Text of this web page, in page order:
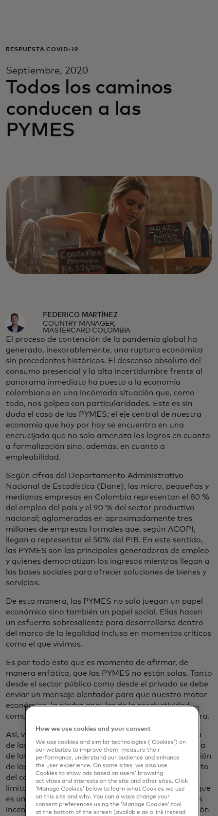
For business
For the world
For innovators
RESPUESTA COVID-19
Septiembre, 2020
Todos los caminos
conducen a las
PYMES
FEDERICO MARTÍNEZ
COUNTRY MANAGER,
MASTERCARD COLOMBIA
El proceso de contención de la pandemia global ha
generado, inexorablemente, una ruptura económica
sin precedentes históricos. El descenso absoluto del
consumo presencial y la alta incertidumbre frente al
panorama inmediato ha puesto a la economía
colombiana en una incómoda situación que, como
todo, nos golpea con particularidades. Este es sin
duda el caso de las PYMES; el eje central de nuestra
economía que hoy por hoy se encuentra en una
encrucijada que no solo amenaza los logros en cuanto
a formalización sino, además, en cuanto a
empleabilidad.
Según cifras del Departamento Administrativo
Nacional de Estadística (Dane), las micro, pequeñas y
medianas empresas en Colombia representan el 80 %
del empleo del país y el 90 % del sector productivo
nacional; aglomeradas en aproximadamente tres
millones de empresas formales que, según ACOPI,
llegan a representar el 50% del PIB. En este sentido,
las PYMES son las principales generadoras de empleo
y quienes democratizan los ingresos mientras llegan a
las bases sociales para ofrecer soluciones de bienes y
servicios.
De esta manera, las PYMES no solo juegan un papel
económico sino también un papel social. Ellas hacen
un esfuerzo sobresaliente para desarrollarse dentro
del marco de la legalidad incluso en momentos críticos
como el que vivimos.
Es por todo esto que es momento de afirmar, de
manera enfática, que las PYMES no están solas. Tanto
desde el sector público como desde el privado se debe
enviar un mensaje alentador para que nuestro motor
económico, la piedra angular de la productividad
comunitaria, no se vea socavada ante esta coyuntura.
Así, vale la pena mencionar que desde el ecosistema
de las tecnologías financieras consideramos que una
de las estrategias más importantes en la recuperación
de las PYMES y la mitigación de la crisis es el fomento
del consumo vía digital que permite romper las
limitaciones a la interacción presencial. Es por ello que
es una buena noticia encontrar novedades como los
incentivos tributarios incluidos dentro de la aplicación
How we use cookies and your consent
We use cookies and similar technologies (‘Cookies’) on
our websites to improve them, measure their
performance, understand our audience and enhance
the user experience. On some sites, we also use
Cookies to show ads based on users’ browsing
activities and interests on the site and other sites. Click
‘Manage Cookies’ below to learn what Cookies we use
on this site and why. You can always change your
consent preferences using the ‘Manage Cookies’ tool
at the bottom of the screen (available as a link instead